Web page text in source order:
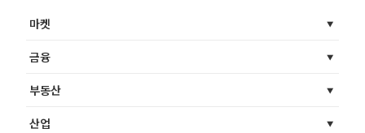
마켓
금융
부동산
산업